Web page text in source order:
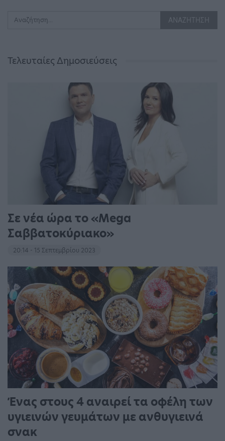
Τελευταίες Δημοσιεύσεις
Σε νέα ώρα το «Mega
Σαββατοκύριακο»
20:14 - 15 Σεπτεμβρίου 2023
Ένας στους 4 αναιρεί τα οφέλη των
υγιεινών γευμάτων με ανθυγιεινά
σνακ